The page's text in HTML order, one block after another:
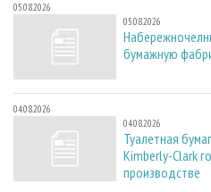
05.08.2026
05.08.2026
бумажную
04.08.2026
04.08.2026
Туалетная
Kimberly-Clark
производстве